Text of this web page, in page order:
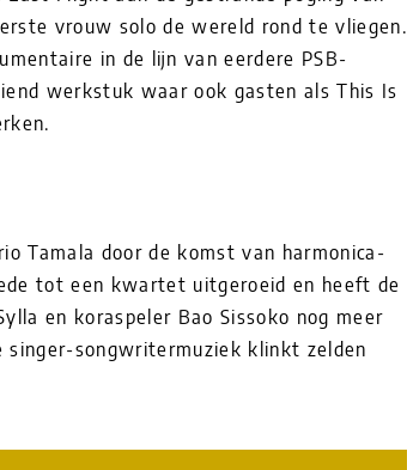
vrouw solo de wereld rond te vliegen.
in de lijn van eerdere PSB-
werkstuk waar ook gasten als This Is
Tamala door de komst van harmonica-
tot een kwartet uitgeroeid en heeft de
en koraspeler Bao Sissoko nog meer
singer-songwritermuziek klinkt zelden